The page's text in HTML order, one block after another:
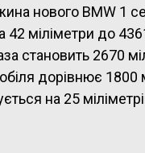
нового BMW 1
42 міліметри до
становить 2670
дорівнює 1800
на 25